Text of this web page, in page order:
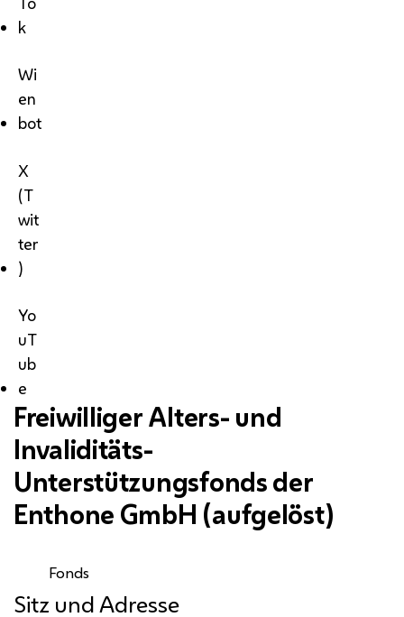
k
Wi
en
bot
X
(T
wit
ter
)
Yo
uT
ub
e
Freiwilliger Alters- und
Invaliditäts-
Unterstützungsfonds der
Enthone GmbH (aufgelöst)
Fonds
Sitz und Adresse